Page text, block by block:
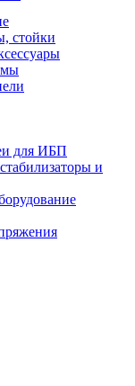
стойки
для ИБП
и